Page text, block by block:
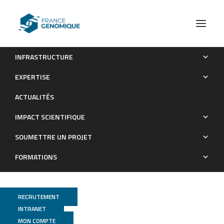
INFRASTRUCTURE
EXPERTISE
ACTUALITÉS
IMPACT SCIENTIFIQUE
SOUMETTRE UN PROJET
FORMATIONS
RECRUTEMENT
INTRANET
MON COMPTE
Genoscope +Genotoul Bioinfo